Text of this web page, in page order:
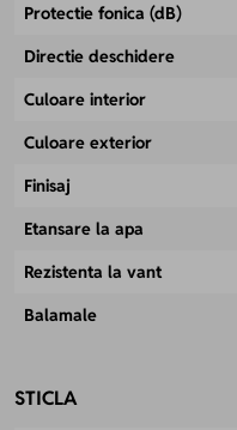
Protectie fonica (dB)
Directie deschidere
Culoare interior
Culoare exterior
Finisaj
Etansare la apa
Rezistenta la vant
Balamale
STICLA